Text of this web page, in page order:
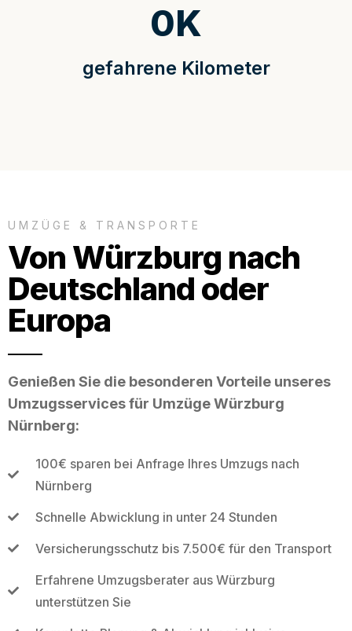
gefahrene Kilometer
0K
UMZÜGE & TRANSPORTE
Von Würzburg nach
Deutschland oder
Europa
Genießen Sie die besonderen Vorteile unseres
Umzugsservices für Umzüge Würzburg
Nürnberg:
100€ sparen bei Anfrage Ihres Umzugs nach
Nürnberg
Schnelle Abwicklung in unter 24 Stunden
Versicherungsschutz bis 7.500€ für den Transport
Erfahrene Umzugsberater aus Würzburg
unterstützen Sie